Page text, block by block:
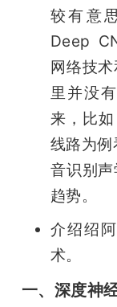
较有意
Deep
网络技
里并没
来，比
线路为例
音识别
趋势。
介绍绍
术。
一、深度神